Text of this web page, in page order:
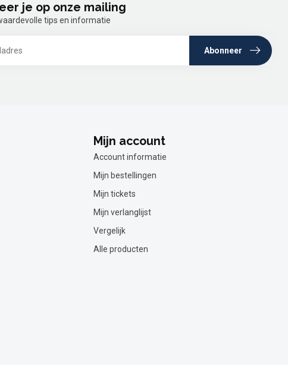
je op onze mailing
tips en informatie
Abonneer
Mijn account
Account informatie
Mijn bestellingen
Mijn tickets
Mijn verlanglijst
Vergelijk
Alle producten